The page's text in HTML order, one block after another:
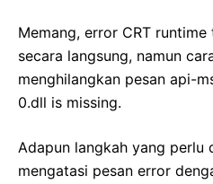
Memang, error CRT
secara langsung, namun
menghilangkan pesan api-
0.dll is missing.
Adapun langkah yang perlu
mengatasi pesan error